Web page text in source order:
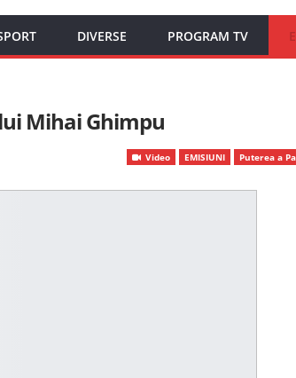
DIVERSE PROGRAM TV
Mihai Ghimpu
Video EMISIUNI Puterea a